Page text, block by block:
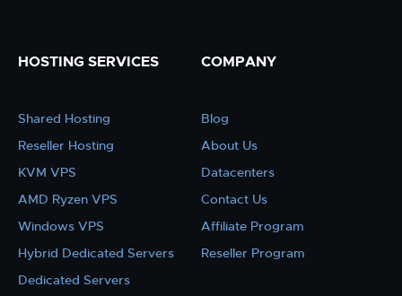
HOSTING SERVICES
Shared Hosting
Reseller Hosting
KVM VPS
AMD Ryzen VPS
Windows VPS
Hybrid Dedicated Servers
Dedicated Servers
COMPANY
Blog
About Us
Datacenters
Contact Us
Affiliate Program
Reseller Program